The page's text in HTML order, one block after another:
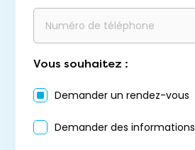
Vous souhaitez :
Demander un rendez-vous
Demander des informations